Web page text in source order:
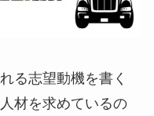
る志望動機を書く
材を求めているの